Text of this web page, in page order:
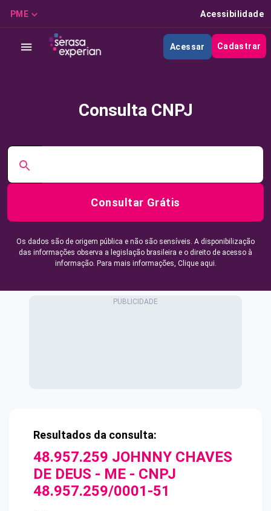
PME Acessibilidade
Acessar Cadastrar
Consulta CNPJ
Consultar Grátis
Os dados são de origem pública e não são sensíveis. A disponibilização
das informações observa a legislação brasileira e o direito de acesso à
informação. Para mais informações, Clique aqui.
Resultados da consulta:
48.957.259 JOHNNY CHAVES
DE DEUS - ME - CNPJ
48.957.259/0001-51